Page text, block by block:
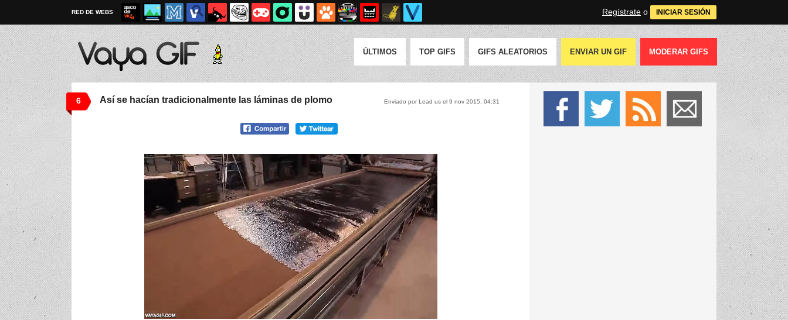
RED DE WEBS Regístrate o INICIAR SESIÓN
ÚLTIMOS TOP GIFS GIFS ALEATORIOS ENVIAR UN GIF MODERAR GIFS
6 Enviado por Lead us el 9 nov 2015, 04:31
Así se hacían tradicionalmente las láminas de plomo